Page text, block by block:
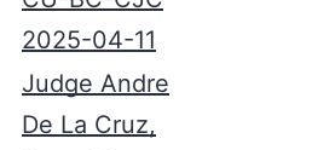
2025-04-11
Judge Andre
De La Cruz,